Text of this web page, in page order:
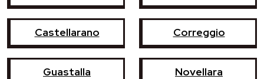
Castellarano Correggio
Guastalla Novellara